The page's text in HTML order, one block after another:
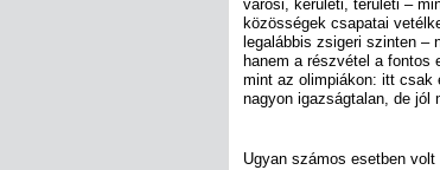
városi, kerületi, területi –
közösségek csapatai
legalábbis zsigeri szinten –
hanem a részvétel a fontos
mint az olimpiákon: itt csak
nagyon igazságtalan, de jól
Ugyan számos esetben volt